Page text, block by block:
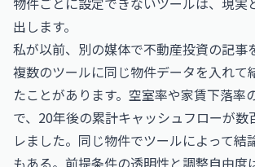
出します。
私が以前、別の媒体で不動産投資の記事
複数のツールに同じ物件データを入れて
たことがあります。空室率や家賃下落率
で、20年後の累計キャッシュフローが数
レました。同じ物件でツールによって結
もある。前提条件の透明性と調整自由度